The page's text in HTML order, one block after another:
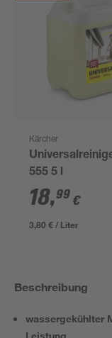
Kärcher
555 5 l
18,99 €
3,80 € / Liter
Beschreibung
wassergekühlter
Leistung